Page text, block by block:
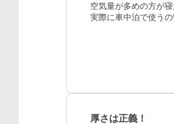
空気量が多めの方が
実際に車中泊で使う
厚さは正義！